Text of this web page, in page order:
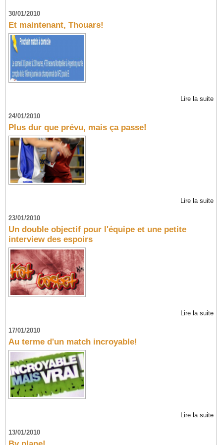
30/01/2010
Et maintenant, Thouars!
Lire la suite
24/01/2010
Plus dur que prévu, mais ça passe!
Lire la suite
23/01/2010
Un double objectif pour l'équipe et une petite
interview des espoirs
Lire la suite
17/01/2010
Au terme d'un match incroyable!
Lire la suite
13/01/2010